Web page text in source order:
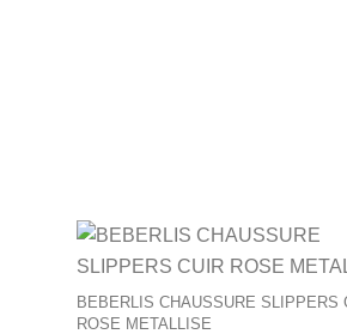
BEBERLIS CHAUSSURE SLIPPERS
ROSE METALLISE